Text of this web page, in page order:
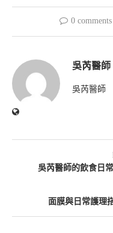
0 comments
吳芮醫師
吳芮醫師
吳芮醫師的飲食日
面膜與日常護理